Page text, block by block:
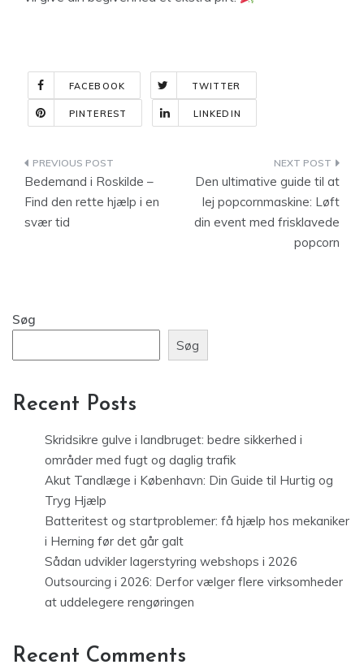
FACEBOOK TWITTER
PINTEREST LINKEDIN
Indlægsnavigation
Bedemand i Roskilde –
Find den rette hjælp i en
svær tid
Den ultimative guide til at
lej popcornmaskine: Løft
din event med frisklavede
popcorn
Søg
Søg
Recent Posts
Skridsikre gulve i landbruget: bedre sikkerhed i
områder med fugt og daglig trafik
Akut Tandlæge i København: Din Guide til Hurtig og
Tryg Hjælp
Batteritest og startproblemer: få hjælp hos mekaniker
i Herning før det går galt
Sådan udvikler lagerstyring webshops i 2026
Outsourcing i 2026: Derfor vælger flere virksomheder
at uddelegere rengøringen
Recent Comments